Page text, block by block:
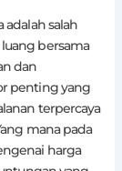
adalah salah
bersama
dan
penting yang
terpercaya
mana pada
harga